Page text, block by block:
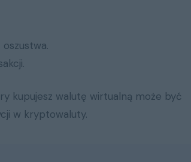
kupujesz walutę wirtualną może być
w kryptowaluty.